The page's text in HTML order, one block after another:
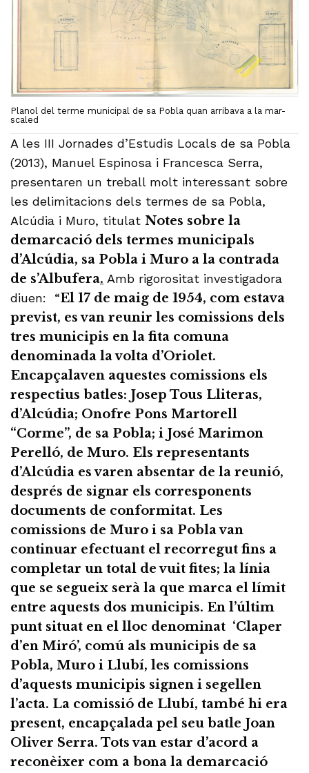
Planol del terme municipal de sa Pobla quan arribava a la mar-
scaled
A les III Jornades d’Estudis Locals de sa Pobla
(2013), Manuel Espinosa i Francesca Serra,
presentaren un treball molt interessant sobre
les delimitacions dels termes de sa Pobla,
Alcúdia i Muro, titulatNotes sobre la
demarcació dels termes municipals
d’Alcúdia, sa Pobla i Muro a la contrada
de s’Albufera. Amb rigorositat investigadora
diuen: “El 17 de maig de 1954, com estava
previst, es van reunir les comissions dels
tres municipis en la fita comuna
denominada la volta d’Oriolet.
Encapçalaven aquestes comissions els
respectius batles: Josep Tous Lliteras,
d’Alcúdia; Onofre Pons Martorell
“Corme”, de sa Pobla; i José Marimon
Perelló, de Muro. Els representants
d’Alcúdia es varen absentar de la reunió,
després de signar els corresponents
documents de conformitat. Les
comissions de Muro i sa Pobla van
continuar efectuant el recorregut fins a
completar un total de vuit fites; la línia
que se segueix serà la que marca el límit
entre aquests dos municipis. En l’últim
punt situat en el lloc denominat ‘Claper
d’en Miró’, comú als municipis de sa
Pobla, Muro i Llubí, les comissions
d’aquests municipis signen i segellen
l’acta. La comissió de Llubí, també hi era
present, encapçalada pel seu batle Joan
Oliver Serra. Tots van estar d’acord a
reconèixer com a bona la demarcació